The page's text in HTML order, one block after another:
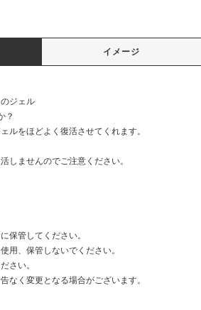
イメージ
ジェル
？
ルをほどよく復活させてくれます。
しませんのでご注意ください。
保管してください。
用、保管しないでください。
さい。
なく変更となる場合がございます。